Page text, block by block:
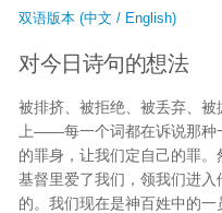
双语版本 (中文 / English)
对今日诗句的想法
被排挤、被拒绝、被丢弃、
上——每一个词都在诉说那种
的罪身，让我们定自己的罪
基督里爱了我们，领我们进
的。我们现在是神百姓中的一